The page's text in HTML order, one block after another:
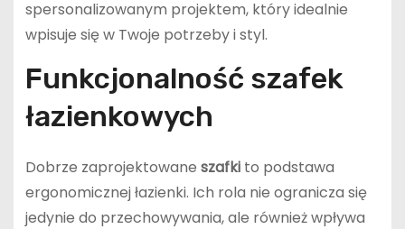
spersonalizowanym projektem, który idealnie
wpisuje się w Twoje potrzeby i styl.
Funkcjonalność szafek
łazienkowych
Dobrze zaprojektowane szafkito podstawa
ergonomicznej łazienki. Ich rola nie ogranicza się
jedynie do przechowywania, ale również wpływa